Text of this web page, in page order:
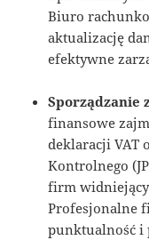
Biuro
aktualizację
efektywne
Sporządzanie
finansowe
deklaracji VAT
Kontrolnego
firm
Profesjonalne
punktualność i